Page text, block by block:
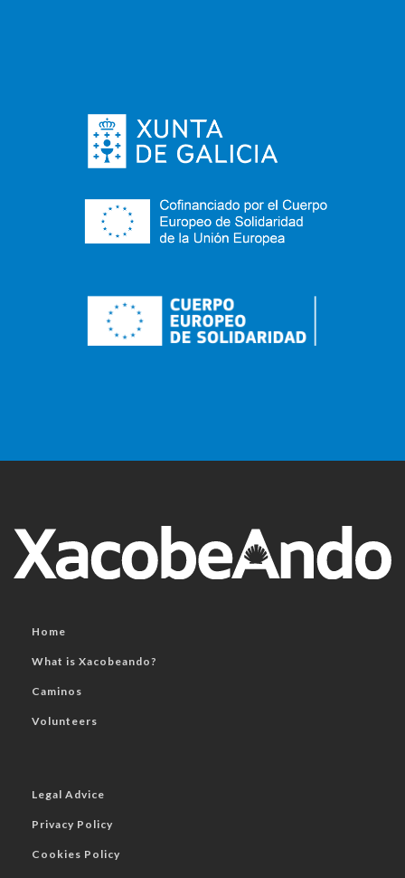
Home
What is Xacobeando?
Caminos
Volunteers
Legal Advice
Privacy Policy
Cookies Policy